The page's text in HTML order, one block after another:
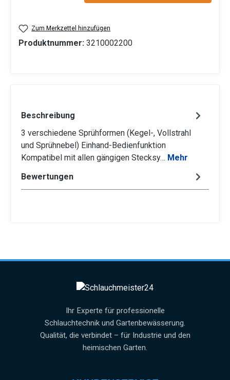
Zum Merkzettel hinzufügen
Produktnummer: 3210002200
Beschreibung
3 verschiedene Sprühformen (Kegel-, Vollstrahl
und Sprühnebel) Einhand-Bedienfunktion
Kompatibel mit allen gängigen Stecksy… Mehr
Bewertungen
Ihr Experte für professionelle
Schlauchtechnik und Gartenbewässerung.
Qualität, die verbindet – für Industrie und den
heimischen Garten.